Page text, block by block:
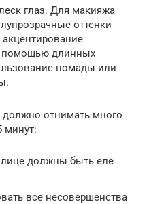
глаз. Для макияжа
оттенки
помощью длинных
помады или
должно отнимать много
минут:
должны быть еле
все несовершенства